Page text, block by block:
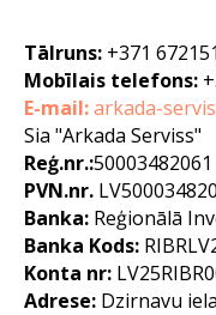
Tālruns: +371
Mobīlais telefons:
E-mail:arkada-
Sia "Arkada Serviss"
Reģ.nr.:50003482061
PVN.nr.
Banka: Reģionālā
Banka Kods:
Konta nr:
Adrese: Dzirnavu